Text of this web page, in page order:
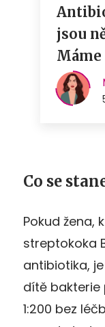
Co se
Pokud žena,
streptokoka
antibiotika,
dítě bakterie
1:200 bez